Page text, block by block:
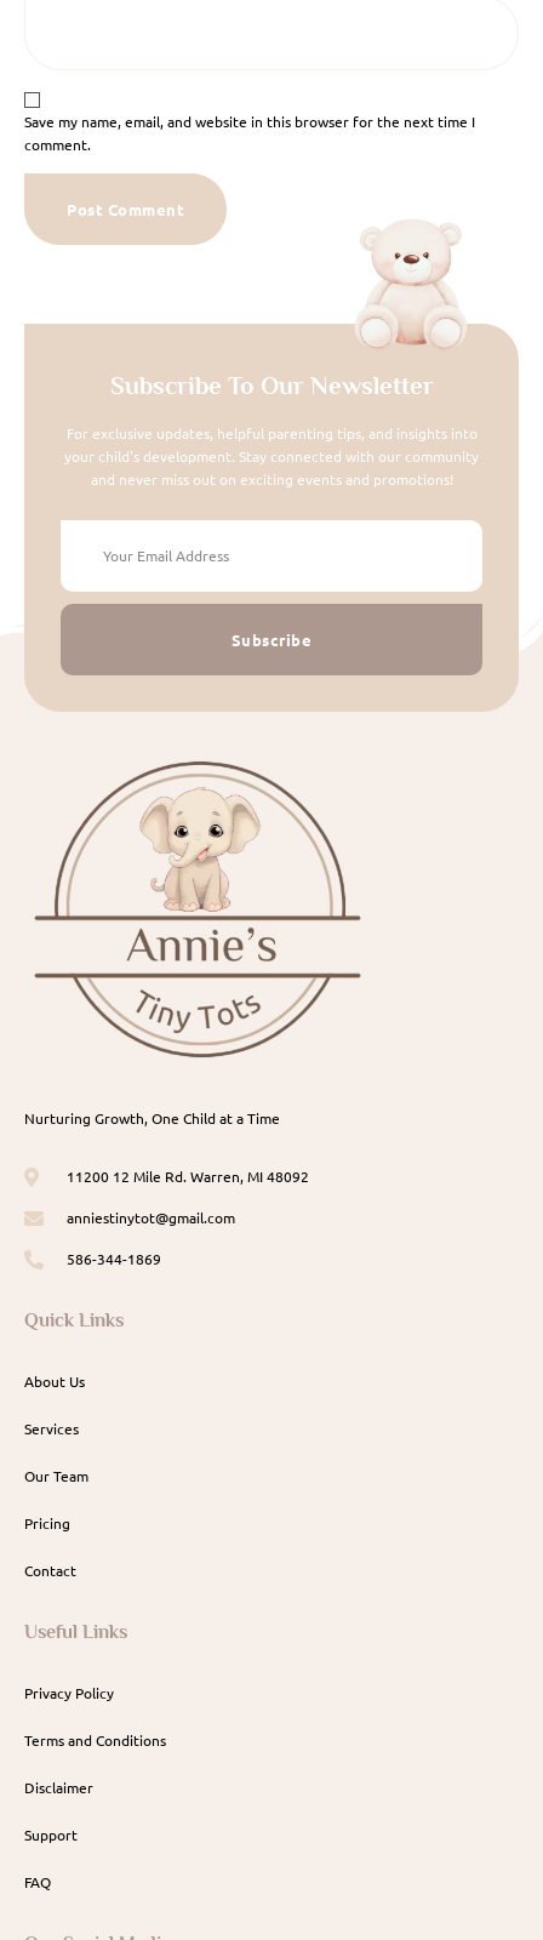
Save my name, email, and website in this browser for the next time I
comment.
Subscribe To Our Newsletter
For exclusive updates, helpful parenting tips, and insights into
your child's development. Stay connected with our community
and never miss out on exciting events and promotions!
Subscribe
Nurturing Growth, One Child at a Time
11200 12 Mile Rd. Warren, MI 48092
anniestinytot@gmail.com
586-344-1869
Quick Links
About Us
Services
Our Team
Pricing
Contact
Useful Links
Privacy Policy
Terms and Conditions
Disclaimer
Support
FAQ